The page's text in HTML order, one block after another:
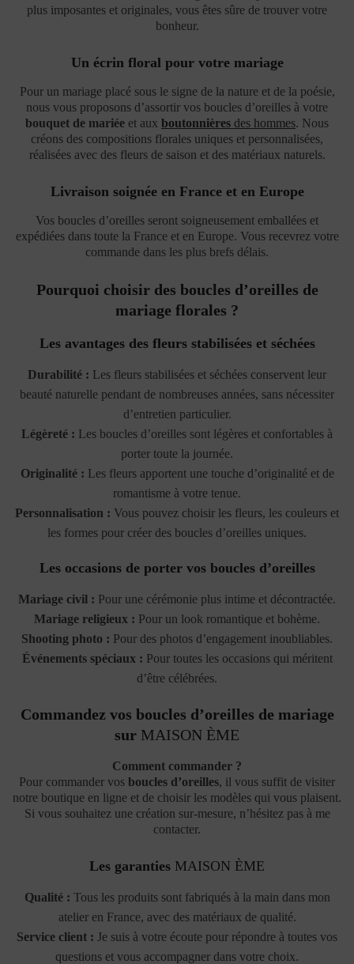
plus imposantes et originales, vous êtes sûre de trouver votre
bonheur.
Un écrin floral pour votre mariage
Pour un mariage placé sous le signe de la nature et de la poésie,
nous vous proposons d’assortir vos boucles d’oreilles à votre
bouquet de mariée et aux boutonnières des hommes. Nous
créons des compositions florales uniques et personnalisées,
réalisées avec des fleurs de saison et des matériaux naturels.
Livraison soignée en France et en Europe
Vos boucles d’oreilles seront soigneusement emballées et
expédiées dans toute la France et en Europe. Vous recevrez votre
commande dans les plus brefs délais.
Pourquoi choisir des boucles d’oreilles de
mariage florales ?
Les avantages des fleurs stabilisées et séchées
Durabilité : Les fleurs stabilisées et séchées conservent leur
beauté naturelle pendant de nombreuses années, sans nécessiter
d’entretien particulier.
Légèreté : Les boucles d’oreilles sont légères et confortables à
porter toute la journée.
Originalité : Les fleurs apportent une touche d’originalité et de
romantisme à votre tenue.
Personnalisation : Vous pouvez choisir les fleurs, les couleurs et
les formes pour créer des boucles d’oreilles uniques.
Les occasions de porter vos boucles d’oreilles
Mariage civil : Pour une cérémonie plus intime et décontractée.
Mariage religieux : Pour un look romantique et bohème.
Shooting photo : Pour des photos d’engagement inoubliables.
Événements spéciaux : Pour toutes les occasions qui méritent
d’être célébrées.
Commandez vos boucles d’oreilles de mariage
sur MAISON ÈME
Comment commander ?
Pour commander vos boucles d’oreilles, il vous suffit de visiter
notre boutique en ligne et de choisir les modèles qui vous plaisent.
Si vous souhaitez une création sur-mesure, n’hésitez pas à me
contacter.
Les garanties MAISON ÈME
Qualité : Tous les produits sont fabriqués à la main dans mon
atelier en France, avec des matériaux de qualité.
Service client : Je suis à votre écoute pour répondre à toutes vos
questions et vous accompagner dans votre choix.